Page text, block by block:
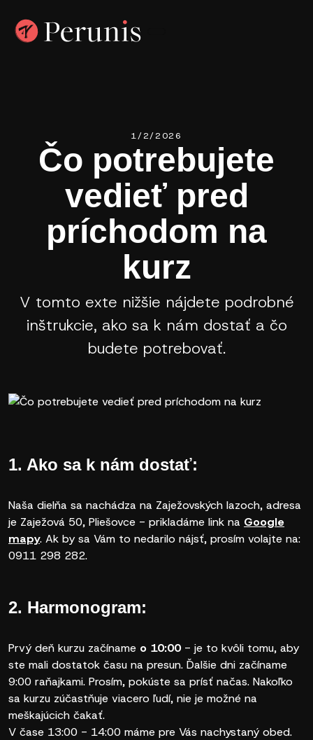
1/2/2026
Čo potrebujete
vedieť pred
príchodom na
kurz
V tomto exte nižšie nájdete podrobné
inštrukcie, ako sa k nám dostať a čo
budete potrebovať.
1. Ako sa k nám dostať:
Naša dielňa sa nachádza na Zaježovských lazoch, adresa
je Zaježová 50, Pliešovce - prikladáme link na Google
mapy. Ak by sa Vám to nedarilo nájsť, prosím volajte na:
0911 298 282.
2. Harmonogram:
Prvý deň kurzu začíname o 10:00 - je to kvôli tomu, aby
ste mali dostatok času na presun. Ďalšie dni začíname
9:00 raňajkami. Prosím, pokúste sa prísť načas. Nakoľko
sa kurzu zúčastňuje viacero ľudí, nie je možné na
meškajúcich čakať.
V čase 13:00 - 14:00 máme pre Vás nachystaný obed.